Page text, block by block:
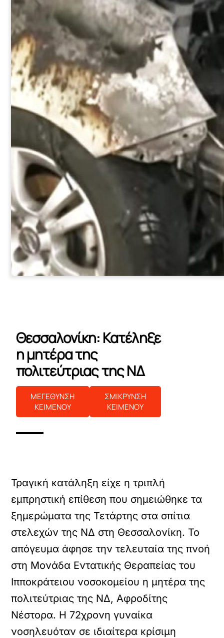
Θεσσαλονίκη: Κατέληξε
η μητέρα της
πολιτεύτριας της ΝΔ
ΜΕΓΕΘΥΝΣΗ
ΚΕΙΜΕΝΟΥ
ΣΜΙΚΡΥΝΣΗ
ΚΕΙΜΕΝΟΥ
Τραγική κατάληξη είχε η τριπλή
εμπρηστική επίθεση που σημειώθηκε τα
ξημερώματα της Τετάρτης στα σπίτια
στελεχών της ΝΔ στη Θεσσαλονίκη. Το
απόγευμα άφησε την τελευταία της πνοή
στη Μονάδα Εντατικής Θεραπείας του
Ιπποκράτειου νοσοκομείου η μητέρα της
πολιτεύτριας της ΝΔ, Αφροδίτης
Νέστορα. Η 72χρονη γυναίκα
νοσηλευόταν σε ιδιαίτερα κρίσιμη